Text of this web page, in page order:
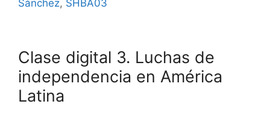
Sánchez, SHBA03
Clase digital 3. Luchas de
independencia en América
Latina